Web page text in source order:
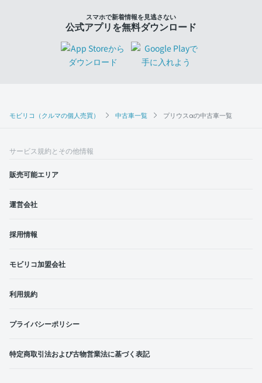
モビリコ（クルマの個人売買） 中古車一覧 プリウスαの中古車一覧
スマホで新着情報を見逃さない
公式アプリを無料ダウンロード
サービス規約とその他情報
販売可能エリア
運営会社
採用情報
モビリコ加盟会社
利用規約
プライバシーポリシー
特定商取引法および古物営業法に基づく表記